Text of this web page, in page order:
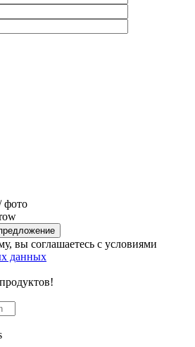
фото
вы соглашаетесь с условиями
данных